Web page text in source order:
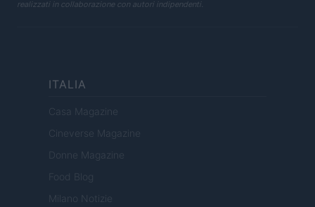
realizzati in collaborazione con autori indipendenti.
ITALIA
Casa Magazine
Cineverse Magazine
Donne Magazine
Food Blog
Milano Notizie